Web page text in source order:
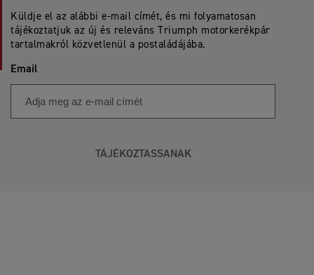
Küldje el az alábbi e-mail címét, és mi folyamatosan
tájékoztatjuk az új és releváns Triumph motorkerékpár
tartalmakról közvetlenül a postaládájába.
Email
TÁJÉKOZTASSANAK